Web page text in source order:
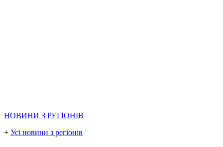
НОВИНИ З РЕГІОНІВ
+ Усі новини з регіонів